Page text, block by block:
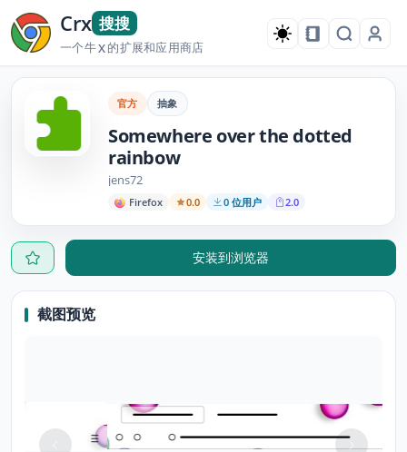
Crx 搜搜
一个牛X的扩展和应用商店
官方 抽象
Somewhere over the dotted
rainbow
jens72
Firefox 0.0 0 位用户 2.0
安装到浏览器
截图预览